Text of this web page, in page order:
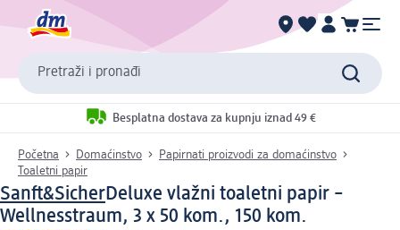
Pretraži i pronađi
Besplatna dostava za kupnju iznad 49 €
Početna Domaćinstvo
Papirnati proizvodi za domaćinstvo
Toaletni papir
Sanft&SicherDeluxe vlažni toaletni papir –
Wellnesstraum, 3 x 50 kom., 150 kom.